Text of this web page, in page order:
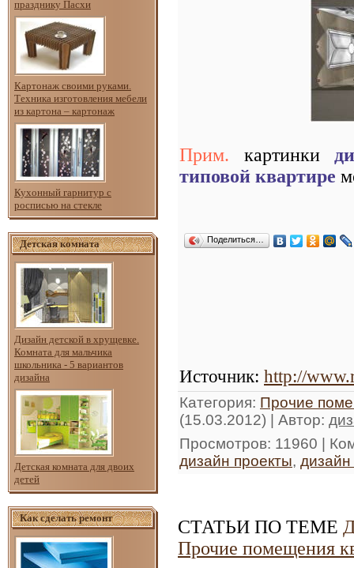
празднику Пасхи
Картонаж своими руками.
Техника изготовления мебели
из картона – картонаж
Кухонный гарнитур с
росписью на стекле
Детская комната
Дизайн детской в хрущевке.
Комната для мальчика
школьника - 5 вариантов
дизайна
Детская комната для двоих
детей
Как сделать ремонт
Прим. картинки
типовой квартире
Поделиться…
Источник: http://
Категория: Прочие
(15.03.2012) | Автор:
Просмотров: 11960 |
дизайн проекты,
СТАТЬИ ПО ТЕМЕ
Прочие помещения